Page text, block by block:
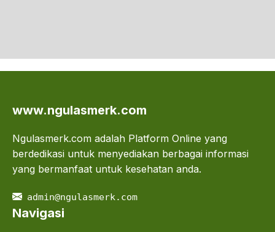
www.ngulasmerk.com
Ngulasmerk.com adalah Platform Online yang
berdedikasi untuk menyediakan berbagai informasi
yang bermanfaat untuk kesehatan anda.
admin@ngulasmerk.com
Navigasi